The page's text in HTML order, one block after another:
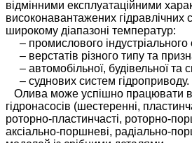
відмінними експлуатаційними
високонавантажених
широкому діапазоні температур:
– промислового індустріального
– верстатів різного типу та
– автомобільної, будівельної та
– суднових систем гідроприводу.
Олива може успішно працювати в
гідронасосів (шестеренні,
роторно-пластинчасті, роторно-
аксіально-поршневі, радіально-